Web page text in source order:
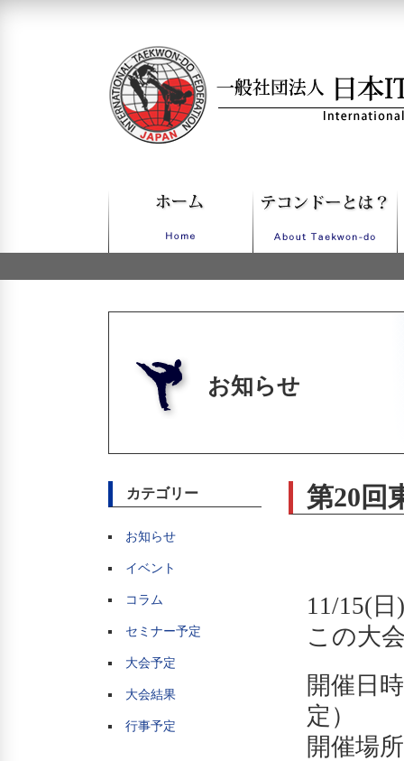
お知らせ
カテゴリー
お知らせ
イベント
コラム
セミナー予定
大会予定
大会結果
行事予定
第20回
11/15(
この大
開催日
定）
開催場